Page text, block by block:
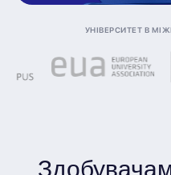
Університет в